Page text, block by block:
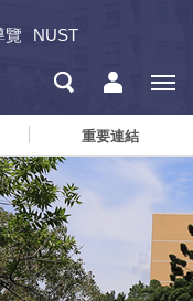
覽 NUST
重要連結